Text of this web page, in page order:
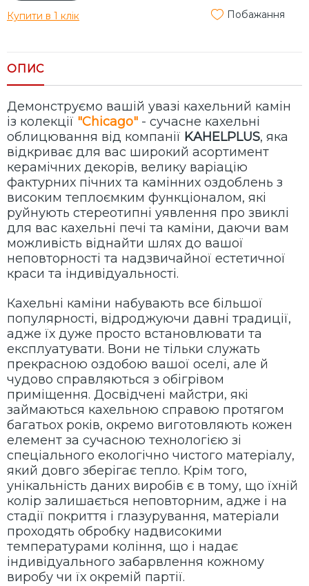
Купити в 1 клік Побажання
ОПИС
Демонструємо вашій увазі кахельний камін
із колекції "Chicago" - сучасне кахельні
облицювання від компанії KAHELPLUS, яка
відкриває для вас широкий асортимент
керамічних декорів, велику варіацію
фактурних пічних та камінних оздоблень з
високим теплоємким функціоналом, які
руйнують стереотипні уявлення про звиклі
для вас кахельні печі та каміни, даючи вам
можливість віднайти шлях до вашої
неповторності та надзвичайної естетичної
краси та індивідуальності.
Кахельні каміни набувають все більшої
популярності, відроджуючи давні традиції,
адже їх дуже просто встановлювати та
експлуатувати. Вони не тільки служать
прекрасною оздобою вашої оселі, але й
чудово справляються з обігрівом
приміщення. Досвідчені майстри, які
займаються кахельною справою протягом
багатьох років, окремо виготовляють кожен
елемент за сучасною технологією зі
спеціального екологічно чистого матеріалу,
який довго зберігає тепло. Крім того,
унікальність даних виробів є в тому, що їхній
колір залишається неповторним, адже і на
стадії покриття і глазурування, матеріали
проходять обробку надвисокими
температурами коління, що і надає
індивідуального забарвлення кожному
виробу чи їх окремій партії.